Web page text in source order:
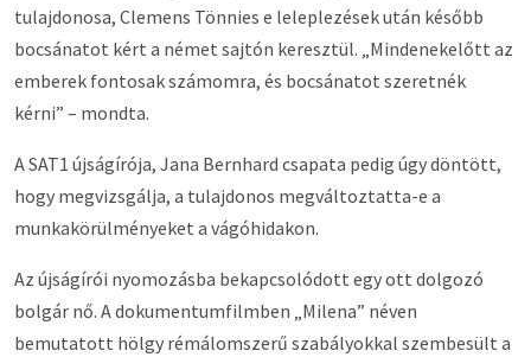
tulajdonosa, Clemens Tönnies e leleplezések után később
bocsánatot kért a német sajtón keresztül. „Mindenekelőtt az
emberek fontosak számomra, és bocsánatot szeretnék
kérni” – mondta.
A SAT1 újságírója, Jana Bernhard csapata pedig úgy döntött,
hogy megvizsgálja, a tulajdonos megváltoztatta-e a
munkakörülményeket a vágóhidakon.
Az újságírói nyomozásba bekapcsolódott egy ott dolgozó
bolgár nő. A dokumentumfilmben „Milena” néven
bemutatott hölgy rémálomszerű szabályokkal szembesült a